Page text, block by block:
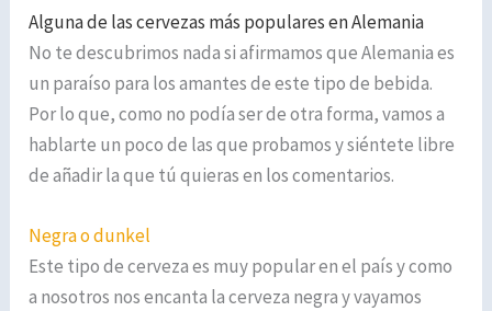
Alguna de las cervezas más populares en Alemania
No te descubrimos nada si afirmamos que Alemania es
un paraíso para los amantes de este tipo de bebida.
Por lo que, como no podía ser de otra forma, vamos a
hablarte un poco de las que probamos y siéntete libre
de añadir la que tú quieras en los comentarios.
Negra o dunkel
Este tipo de cerveza es muy popular en el país y como
a nosotros nos encanta la cerveza negra y vayamos